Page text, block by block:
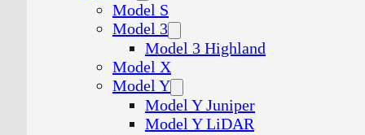
Model S
Model 3
Model 3 Highland
Model X
Model Y
Model Y Juniper
Model Y LiDAR